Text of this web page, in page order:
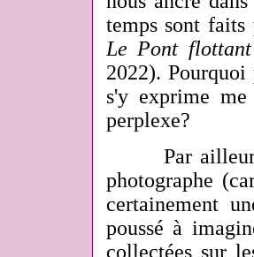
temps sont
Le Pont
2022).
s'y exprime
perplexe?
Par ailleurs,
photographe
certainement
pousséà
collectées sur